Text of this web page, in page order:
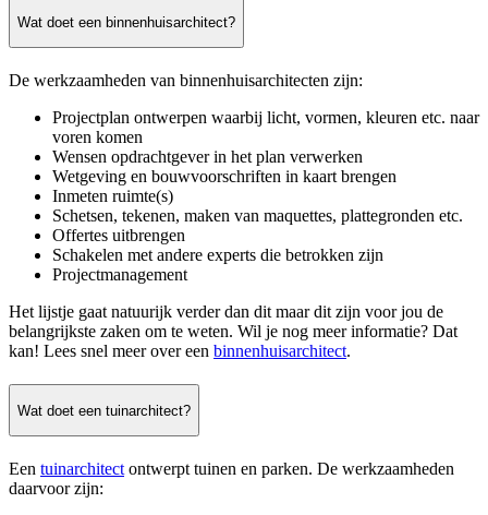
Wat doet een binnenhuisarchitect?
De werkzaamheden van binnenhuisarchitecten zijn:
Projectplan ontwerpen waarbij licht, vormen, kleuren etc. naar
voren komen
Wensen opdrachtgever in het plan verwerken
Wetgeving en bouwvoorschriften in kaart brengen
Inmeten ruimte(s)
Schetsen, tekenen, maken van maquettes, plattegronden etc.
Offertes uitbrengen
Schakelen met andere experts die betrokken zijn
Projectmanagement
Het lijstje gaat natuurijk verder dan dit maar dit zijn voor jou de
belangrijkste zaken om te weten. Wil je nog meer informatie? Dat
kan! Lees snel meer over een binnenhuisarchitect.
Wat doet een tuinarchitect?
Een tuinarchitect ontwerpt tuinen en parken. De werkzaamheden
daarvoor zijn: